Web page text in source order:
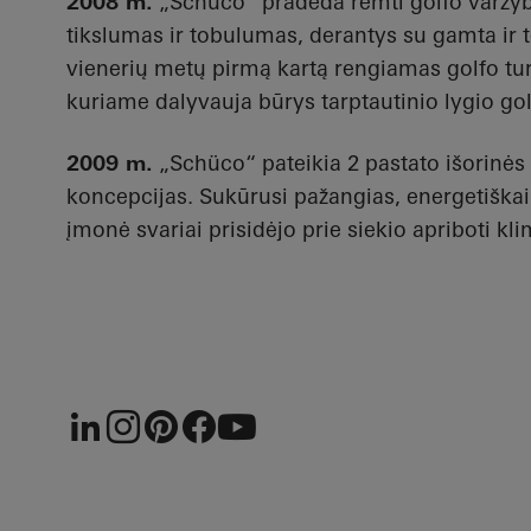
tikslumas ir tobulumas, derantys su gamta ir
vienerių metų pirmą kartą rengiamas golfo
kuriame dalyvauja būrys tarptautinio lygio
2009 m. „Schüco“ pateikia 2 pastato
koncepcijas. Sukūrusi pažangias,
įmonė svariai prisidėjo prie siekio apriboti